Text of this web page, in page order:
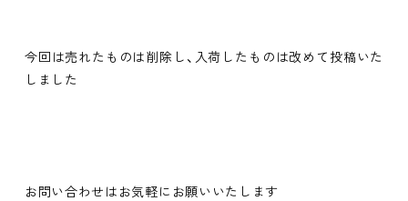
今回は売れたものは削除し、入荷したものは改めて投稿いた
しました
お問い合わせはお気軽にお願いいたします